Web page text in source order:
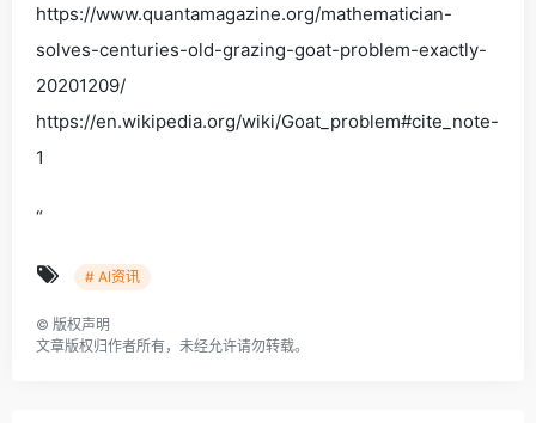
https://www.quantamagazine.org/mathematician-
solves-centuries-old-grazing-goat-problem-exactly-
20201209/
https://en.wikipedia.org/wiki/Goat_problem#cite_note-
1
“
# AI资讯
© 版权声明
文章版权归作者所有，未经允许请勿转载。